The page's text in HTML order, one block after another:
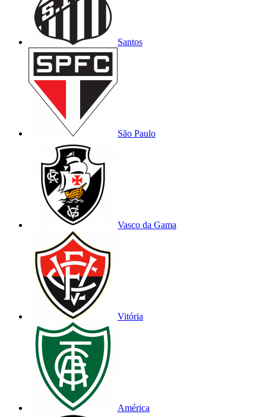
Santos
São Paulo
Vasco da Gama
Vitória
América